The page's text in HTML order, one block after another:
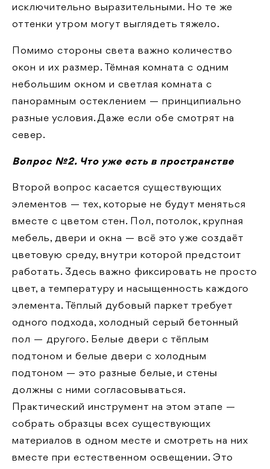
исключительно выразительными. Но те же
оттенки утром могут выглядеть тяжело.
Помимо стороны света важно количество
окон и их размер. Тёмная комната с одним
небольшим окном и светлая комната с
панорамным остеклением — принципиально
разные условия. Даже если обе смотрят на
север.
Вопрос №2. Что уже есть в пространстве
Второй вопрос касается существующих
элементов — тех, которые не будут меняться
вместе с цветом стен. Пол, потолок, крупная
мебель, двери и окна — всё это уже создаёт
цветовую среду, внутри которой предстоит
работать. Здесь важно фиксировать не просто
цвет, а температуру и насыщенность каждого
элемента. Тёплый дубовый паркет требует
одного подхода, холодный серый бетонный
пол — другого. Белые двери с тёплым
подтоном и белые двери с холодным
подтоном — это разные белые, и стены
должны с ними согласовываться.
Практический инструмент на этом этапе —
собрать образцы всех существующих
материалов в одном месте и смотреть на них
вместе при естественном освещении. Это